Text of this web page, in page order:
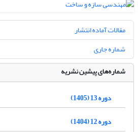
مقالات آماده انتشار
شماره جاری
شماره‌های پیشین نشریه
دوره 13 (1405)
دوره 12 (1404)